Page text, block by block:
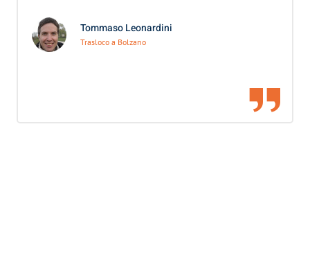
Tommaso Leonardini
Trasloco a Bolzano